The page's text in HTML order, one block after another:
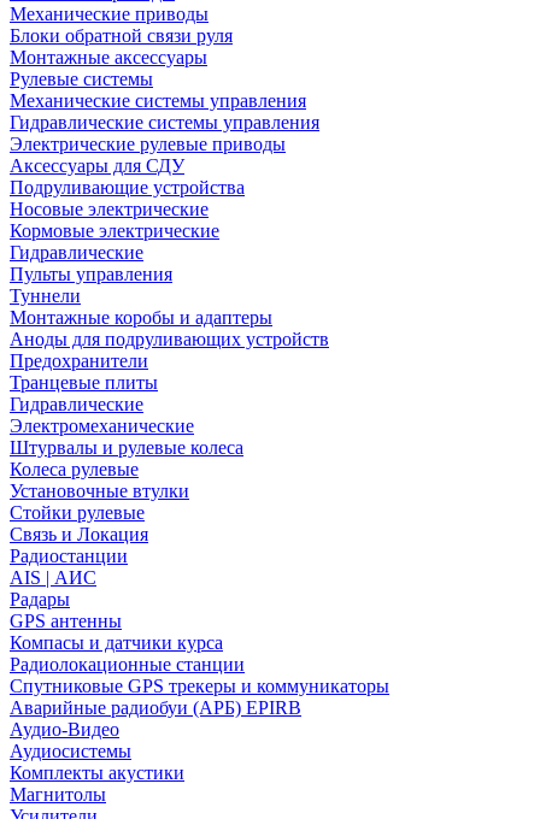
Механические приводы
Блоки обратной связи руля
Монтажные аксессуары
Рулевые системы
Механические системы управления
Гидравлические системы управления
Электрические рулевые приводы
Аксессуары для СДУ
Подруливающие устройства
Носовые электрические
Кормовые электрические
Гидравлические
Пульты управления
Туннели
Монтажные коробы и адаптеры
Аноды для подруливающих устройств
Предохранители
Транцевые плиты
Гидравлические
Электромеханические
Штурвалы и рулевые колеса
Колеса рулевые
Установочные втулки
Стойки рулевые
Связь и Локация
Радиостанции
AIS | АИС
Радары
GPS антенны
Компасы и датчики курса
Радиолокационные станции
Спутниковые GPS трекеры и коммуникаторы
Аварийные радиобуи (АРБ) EPIRB
Аудио-Видео
Аудиосистемы
Комплекты акустики
Магнитолы